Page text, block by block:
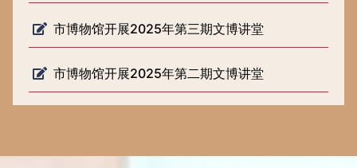
市博物馆开展2025年第三期文博讲堂
市博物馆开展2025年第二期文博讲堂